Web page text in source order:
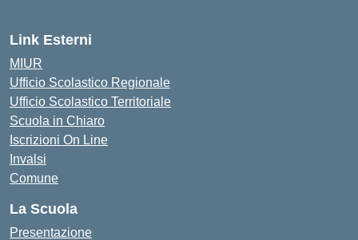
Link Esterni
MIUR
Ufficio Scolastico Regionale
Ufficio Scolastico Territoriale
Scuola in Chiaro
Iscrizioni On Line
Invalsi
Comune
La Scuola
Presentazione